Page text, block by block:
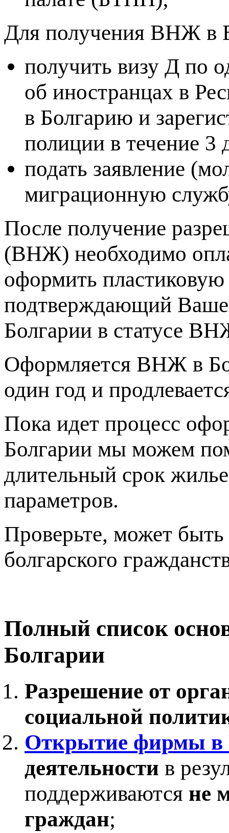
Для получения ВНЖ в
получить визу Д по
об иностранцах в
в Болгарию и
полиции в течение 3
подать заявление
миграционную
После получение
(ВНЖ) необходимо
оформить
подтверждающий Ваше
Болгарии в статусе
Оформляется ВНЖ в
один год и
Пока идет процесс
Болгарии мы можем
длительный срок
параметров.
Проверьте, может
болгарского
Полный список
Болгарии
Разрешение от
социальной
Открытие фирмы в
деятельности в
поддерживаются не
граждан;